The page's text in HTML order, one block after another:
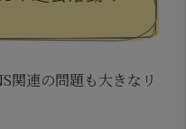
関連の問題も大きなリ